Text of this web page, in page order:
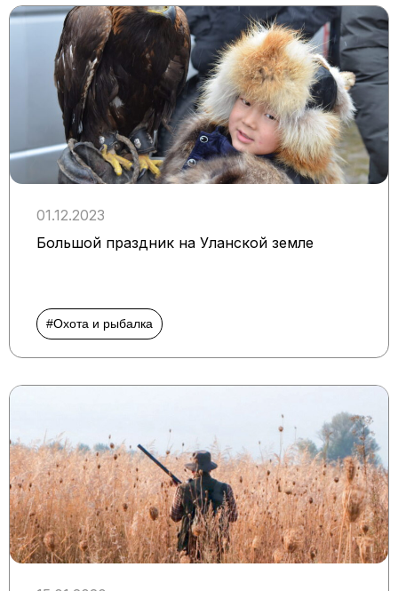
01.12.2023
Большой праздник на Уланской земле
#Охота и рыбалка